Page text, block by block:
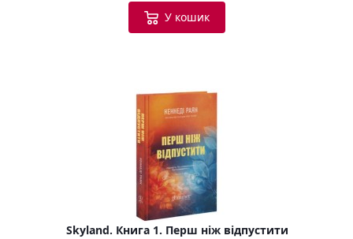
У кошик
Skyland. Книга 1. Перш ніж відпустити